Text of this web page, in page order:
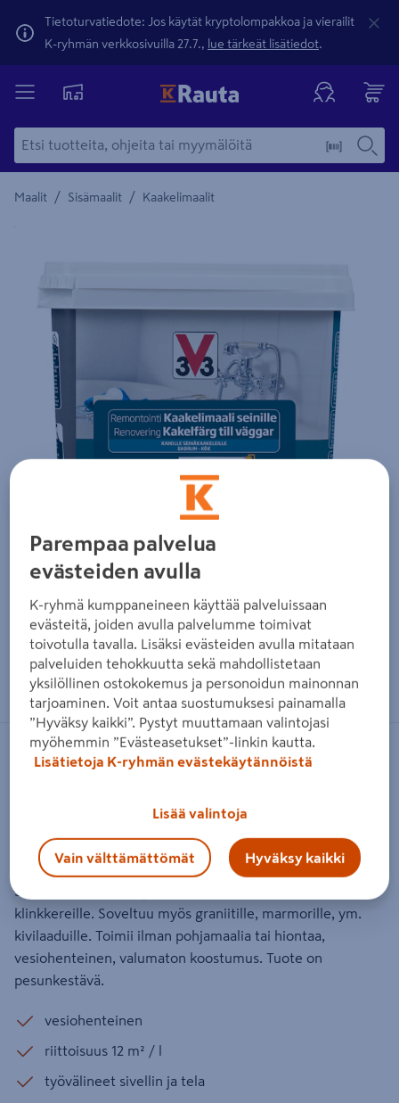
Tietoturvatiedote: Jos käytät kryptolompakkoa ja vierailit
K-ryhmän verkkosivuilla 27.7., lue tärkeät lisätiedot.
Maalit / Sisämaalit / Kaakelimaalit
Yksityiskohtainen kuvaus löytyy Tuotteen kuvaus -
Zoomaa kuvaa sormilla kosketusnäytöllä
Tuotenumero:501822213 EAN-koodi 3153895070232
Soveltuu lasitetuille ja lasittamattomille laatoille sekä
klinkkereille. Soveltuu myös graniitille, marmorille, ym.
kivilaaduille. Toimii ilman pohjamaalia tai hiontaa,
vesiohenteinen, valumaton koostumus. Tuote on
pesunkestävä.
vesiohenteinen
riittoisuus 12 m² / l
työvälineet sivellin ja tela
Parempaa palvelua
evästeiden avulla
K-ryhmä kumppaneineen käyttää palveluissaan
evästeitä, joiden avulla palvelumme toimivat
toivotulla tavalla. Lisäksi evästeiden avulla mitataan
palveluiden tehokkuutta sekä mahdollistetaan
yksilöllinen ostokokemus ja personoidun mainonnan
tarjoaminen. Voit antaa suostumuksesi painamalla
”Hyväksy kaikki”. Pystyt muuttamaan valintojasi
myöhemmin ”Evästeasetukset”-linkin kautta.
Lisätietoja K-ryhmän evästekäytännöistä
Lisää valintoja
Vain välttämättömät Hyväksy kaikki